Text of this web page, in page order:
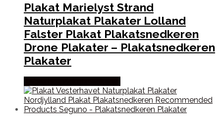
Plakat Marielyst Strand
Naturplakat Plakater Lolland
Falster Plakat Plakatsnedkeren
Drone Plakater – Plakatsnedkeren
Plakater